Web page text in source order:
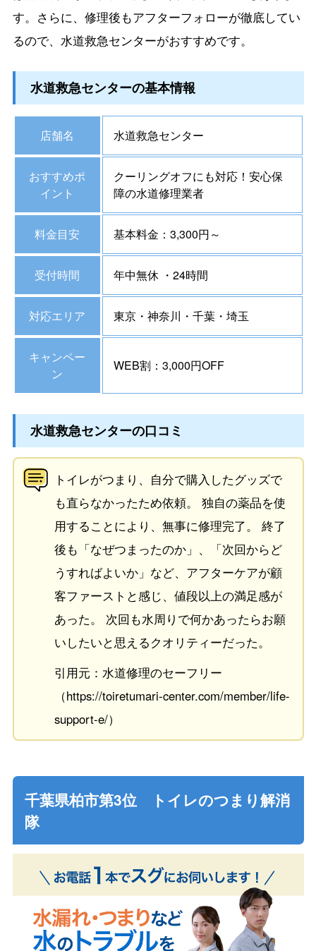
す。さらに、修理後もアフターフォローが徹底してい
るので、水道救急センターがおすすめです。
水道救急センターの基本情報
店舗名 水道救急センター
おすすめポ
イント
クーリングオフにも対応！安心保
障の水道修理業者
料金目安 基本料金：3,300円～
受付時間 年中無休 ・24時間
対応エリア 東京・神奈川・千葉・埼玉
キャンペー
ン
WEB割：3,000円OFF
水道救急センターの口コミ
トイレがつまり、自分で購入したグッズで
も直らなかったため依頼。 独自の薬品を使
用することにより、無事に修理完了。 終了
後も「なぜつまったのか」、「次回からど
うすればよいか」など、アフターケアが顧
客ファーストと感じ、値段以上の満足感が
あった。 次回も水周りで何かあったらお願
いしたいと思えるクオリティーだった。
引用元：水道修理のセーフリー
（https://toiretumari-center.com/member/life-
support-e/）
千葉県柏市第3位 トイレのつまり解消
隊